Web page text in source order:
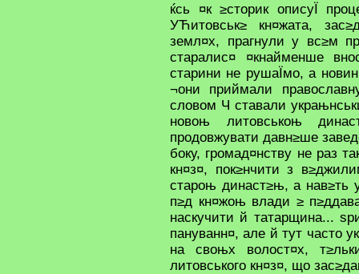
ќсь ¤к ≥сторик описуЇ
УЋитовськ≥ кн¤жата,
земл¤х, прагнули у вс≥м
старалис¤ ¤кнайменше
старини не рушаЇмо, а
¬они приймали
словом Ч ставали
новоњ литовськоњ
продовжувати давн≥ше
боку, громад¤нству не раз
кн¤з¤, пок≥нчити з
староњ династ≥њ, а нав≥ть
п≥д кн¤жоњ влади ≥
наскучити й татарщина...
пануванн¤, але й тут часто
на своњх волост¤х,
литовського кн¤з¤, що